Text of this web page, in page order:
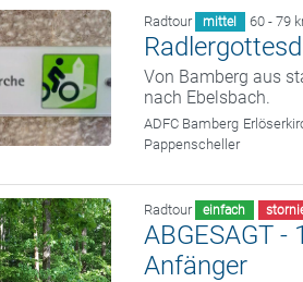
Radtour mittel 60 - 79
Von Bamberg aus
nach Ebelsbach.
ADFC Bamberg
Pappenscheller
Radtour einfach
ABGESAGT -
Anfänger